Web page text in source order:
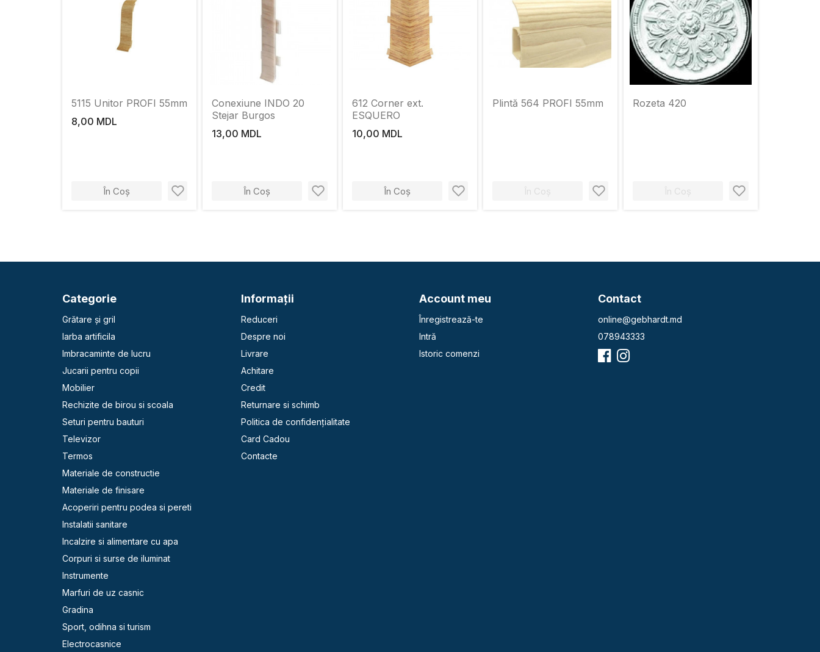
5115 Unitor PROFI 55mm
8,00 MDL
În Coș
Conexiune INDO 20
Stejar Burgos
13,00 MDL
În Coș
612 Corner ext.
ESQUERO
10,00 MDL
În Coș
Plintă 564 PROFI 55mm
În Coș
Rozeta 420
În Coș
Categorie
Grătare și gril
Iarba artificila
Imbracaminte de lucru
Jucarii pentru copii
Mobilier
Rechizite de birou si scoala
Seturi pentru bauturi
Televizor
Termos
Materiale de constructie
Materiale de finisare
Acoperiri pentru podea si pereti
Instalatii sanitare
Incalzire si alimentare cu apa
Corpuri si surse de iluminat
Instrumente
Marfuri de uz casnic
Gradina
Sport, odihna si turism
Electrocasnice
Informaţii
Reduceri
Despre noi
Livrare
Achitare
Credit
Returnare si schimb
Politica de confidențialitate
Card Cadou
Contacte
Account meu
Înregistrează-te
Intră
Istoric comenzi
Contact
online@gebhardt.md
078943333